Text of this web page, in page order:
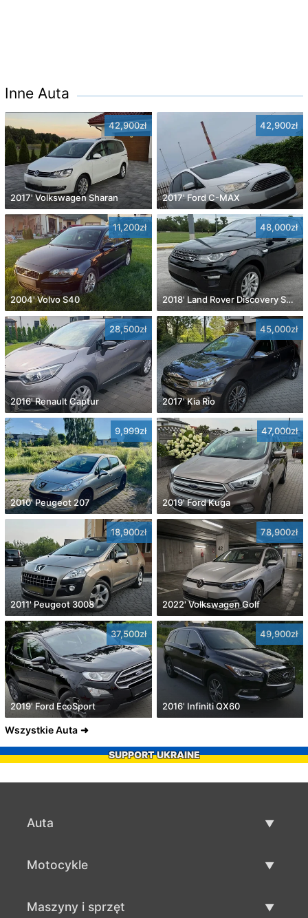
Inne Auta
42,900zł
2017' Volkswagen Sharan
42,900zł
2017' Ford C-MAX
11,200zł
2004' Volvo S40
48,000zł
2018' Land Rover Discovery Sport
28,500zł
2016' Renault Captur
45,000zł
2017' Kia Rio
9,999zł
2010' Peugeot 207
47,000zł
2019' Ford Kuga
18,900zł
2011' Peugeot 3008
78,900zł
2022' Volkswagen Golf
37,500zł
2019' Ford EcoSport
49,900zł
2016' Infiniti QX60
Wszystkie Auta
SUPPORT UKRAINE
Auta
Motocykle
Maszyny i sprzęt